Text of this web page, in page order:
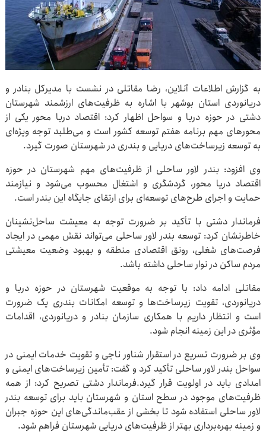
به گزارش اطلاعات آنلاین، رضا مقاتلی در نشست با مدیرکل بنادر و
دریانوردی استان بوشهر با اشاره به ظرفیت‌های ارزشمند شهرستان
دشتی در حوزه دریا و سواحل اظهار کرد: اقتصاد دریا محور یکی از
محورهای مهم برنامه هفتم توسعه کشور است و می‌طلبد توجه ویژه‌ای
به توسعه زیرساخت‌های دریایی و بندری در شهرستان صورت گیرد.
وی افزود: بندر لاور ساحلی از ظرفیت‌های مهم شهرستان در حوزه
اقتصاد دریا محور، گردشگری و اشتغال محسوب می‌شود و نیازمند
حمایت و اجرای طرح‌های توسعه‌ای برای ارتقای جایگاه این بندر است.
فرماندار دشتی با تأکید بر ضرورت توجه به معیشت ساحل‌نشینان
خاطرنشان کرد: توسعه بندر لاور ساحلی می‌تواند نقش مهمی در ایجاد
فرصت‌های شغلی، رونق اقتصادی منطقه و بهبود وضعیت معیشتی
مردم ساکن در نوار ساحلی داشته باشد.
مقاتلی ادامه داد: با توجه به موقعیت شهرستان در حوزه دریا و
دریانوردی، تقویت زیرساخت‌ها و توسعه امکانات بندری یک ضرورت
است و انتظار داریم با همکاری سازمان بنادر و دریانوردی، اقدامات
مؤثری در این زمینه انجام شود.
وی بر ضرورت تسریع در استقرار شناور ناجی و تقویت خدمات ایمنی در
سواحل بندر لاور ساحلی تأکید کرد و گفت: تأمین زیرساخت‌های ایمنی و
امدادی باید در اولویت قرار گیرد.فرماندار دشتی تصریح کرد: از همه
ظرفیت‌های موجود در سطح استان و شهرستان باید برای توسعه بندر
لاور ساحلی استفاده شود تا بخشی از عقب‌ماندگی‌های این حوزه جبران
و زمینه بهره‌برداری بهتر از ظرفیت‌های دریایی شهرستان فراهم شود.